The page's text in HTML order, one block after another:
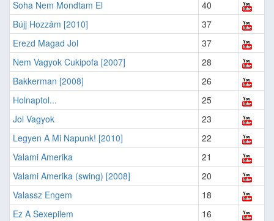
Soha Nem Mondtam El
40
Bújj Hozzám [2010]
37
Erezd Magad Jol
37
Nem Vagyok Cukipofa [2007]
28
Bakkerman [2008]
26
Holnaptol...
25
Jol Vagyok
23
Legyen A Mi Napunk! [2010]
22
Valami Amerika
21
Valami Amerika (swing) [2008]
20
Valassz Engem
18
Ez A Sexepilem
16